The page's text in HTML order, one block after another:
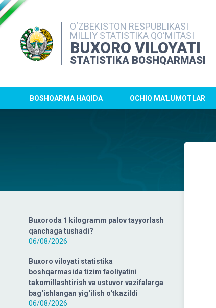
O‘ZBEKISTON RESPUBLIKASI
MILLIY STATISTIKA QO‘MITASI
BUXORO VILOYATI
STATISTIKA BOSHQARMASI
BOSHQARMA HAQIDA OCHIQ MA'LUMOTLAR
Buxoroda 1 kilogramm palov tayyorlash
qanchaga tushadi?
06/08/2026
Buxoro viloyati statistika
boshqarmasida tizim faoliyatini
takomillashtirish va ustuvor vazifalarga
bag‘ishlangan yig‘ilish o‘tkazildi
06/08/2026